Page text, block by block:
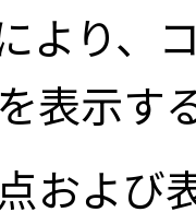
より、
表示す
および